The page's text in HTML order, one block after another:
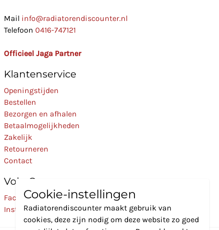
Mail info@radiatorendiscounter.nl
Telefoon 0416-747121
Officieel Jaga Partner
Klantenservice
Openingstijden
Bestellen
Bezorgen en afhalen
Betaalmogelijkheden
Zakelijk
Retourneren
Contact
Volg Ons
Facebook
Instagram
Cookie-instellingen
Radiatorendiscounter maakt gebruik van
cookies, deze zijn nodig om deze website zo goed